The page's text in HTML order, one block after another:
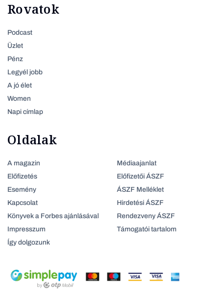
Rovatok
Podcast
Üzlet
Pénz
Legyél jobb
A jó élet
Women
Napi címlap
Oldalak
A magazin
Előfizetés
Esemény
Kapcsolat
Könyvek a Forbes ajánlásával
Impresszum
Így dolgozunk
Médiaajanlat
Előfizetői ÁSZF
ÁSZF Melléklet
Hirdetési ÁSZF
Rendezveny ÁSZF
Támogatói tartalom